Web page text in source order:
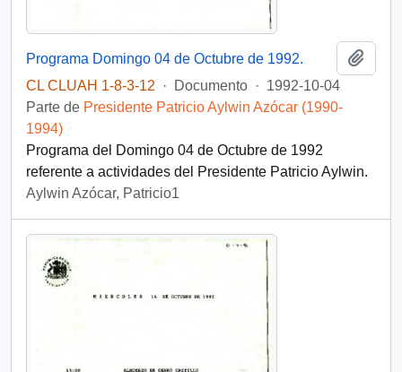
Programa Domingo 04 de Octubre de 1992.
CL CLUAH 1-8-3-12
· Documento · 1992-10-04
Parte de Presidente Patricio Aylwin Azócar (1990-
1994)
Programa del Domingo 04 de Octubre de 1992
referente a actividades del Presidente Patricio Aylwin.
Aylwin Azócar, Patricio1